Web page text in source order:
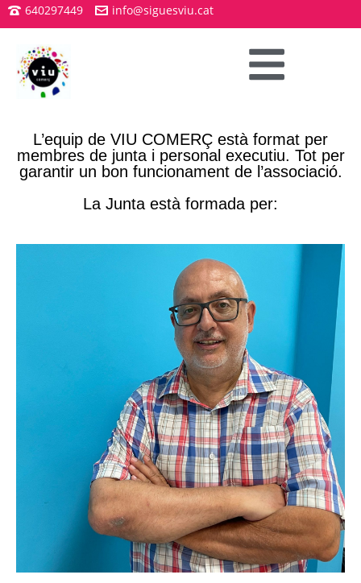
640297449 info@siguesviu.cat
L’equip de VIU COMERÇ està format per
membres de junta i personal executiu. Tot per
garantir un bon funcionament de l’associació.
La Junta està formada per: